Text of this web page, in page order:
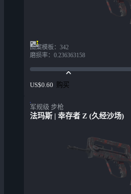
图案模板 ： 342
磨损率： 0.236363158
US$0.60 购买
军规级 步枪
法玛斯 | 幸存者 Z (久经沙场)